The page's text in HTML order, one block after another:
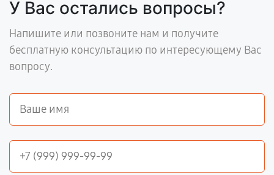
У Вас остались вопросы?
Напишите или позвоните нам и получите
бесплатную консультацию по интересующему Вас
вопросу.